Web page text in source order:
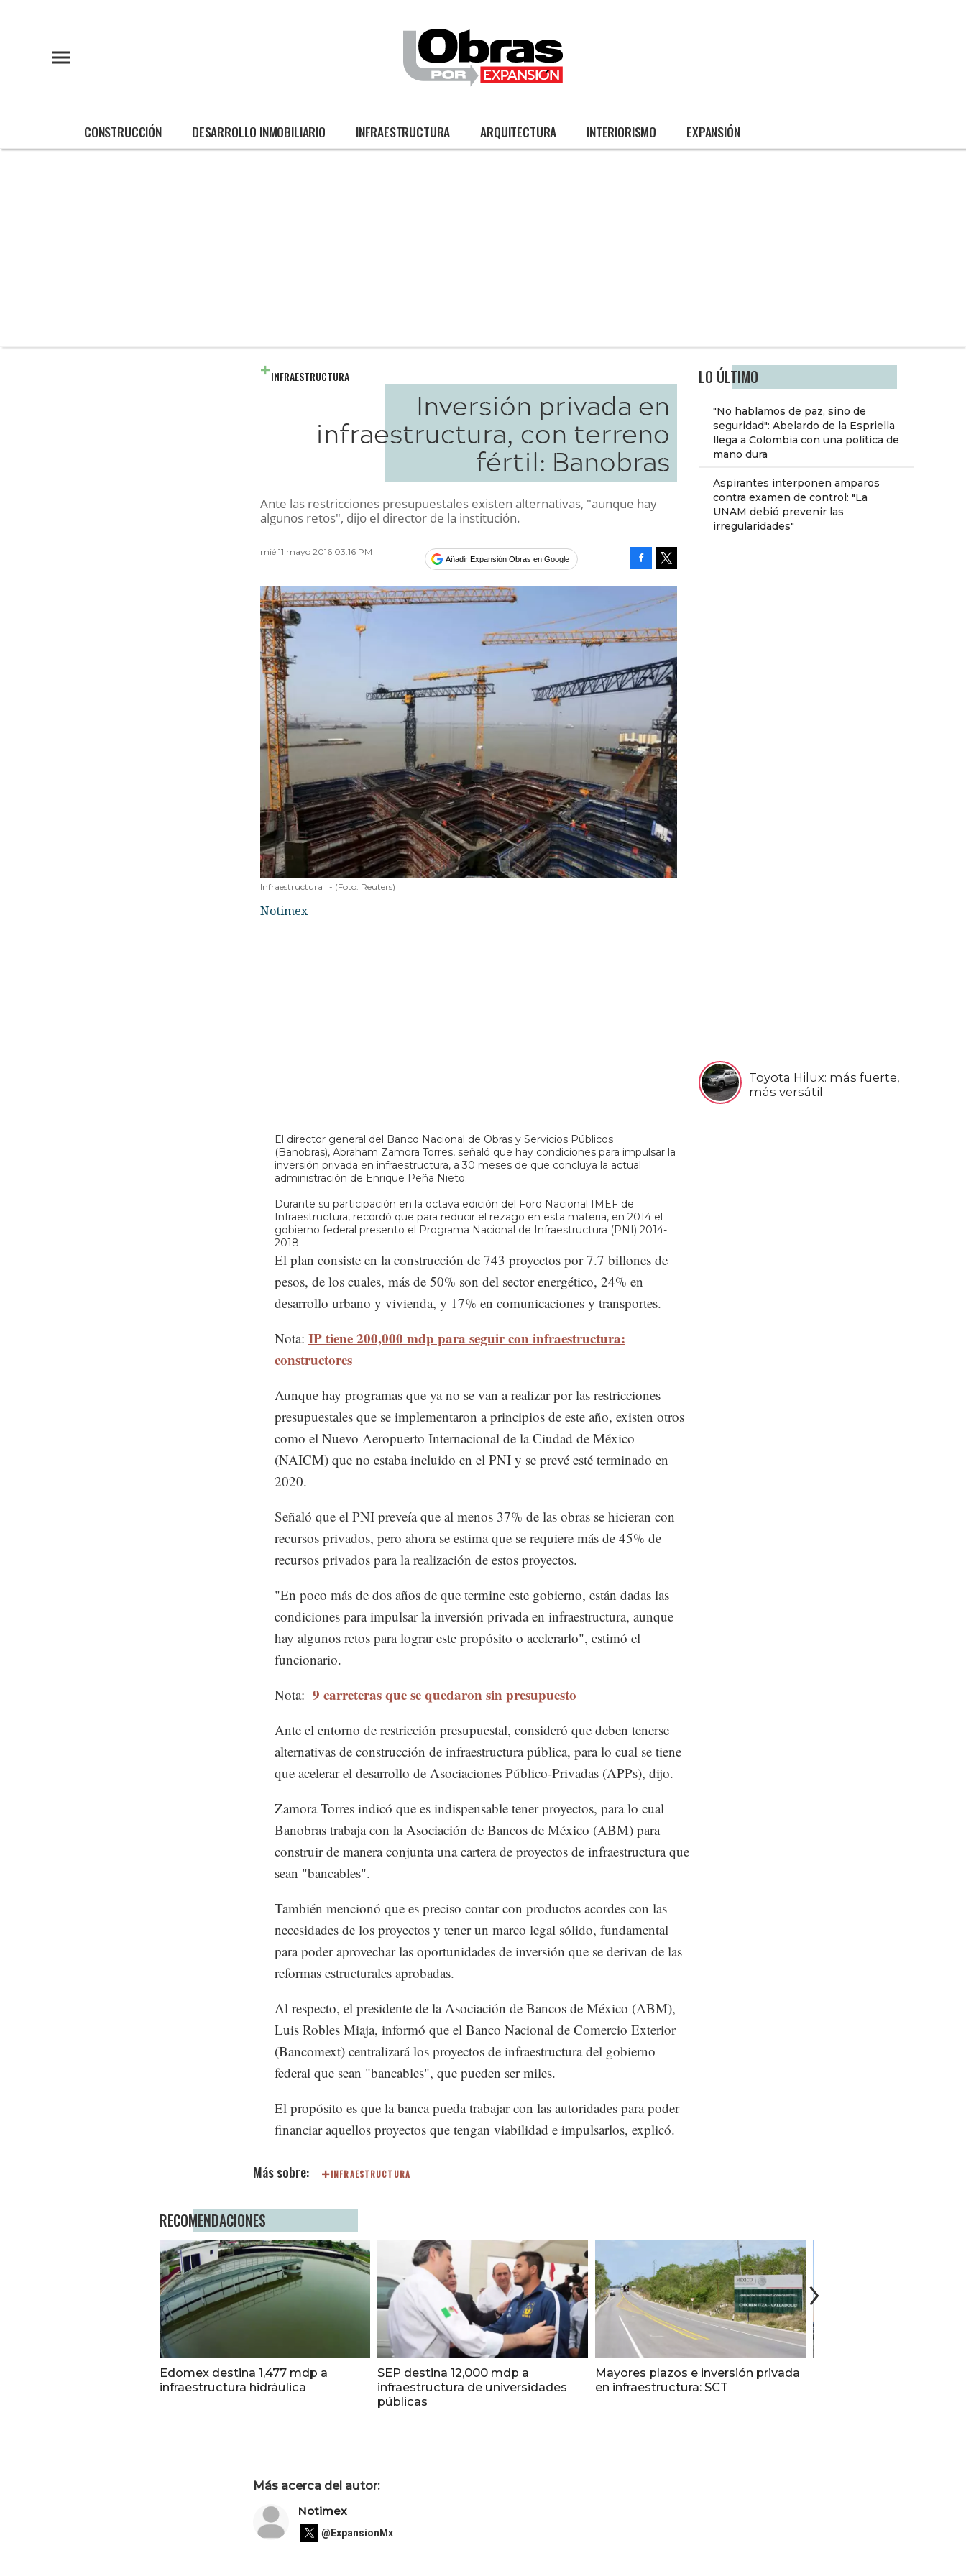
CONSTRUCCIÓN DESARROLLO INMOBILIARIO INFRAESTRUCTURA ARQUITECTURA INTERIORISMO EXPANSIÓN
LO ÚLTIMO
"No hablamos de paz, sino de
seguridad": Abelardo de la Espriella
llega a Colombia con una política de
mano dura
Aspirantes interponen amparos
contra examen de control: "La
UNAM debió prevenir las
irregularidades"
Toyota Hilux: más fuerte,
más versátil
INFRAESTRUCTURA
Inversión privada en
infraestructura, con terreno
fértil: Banobras
Ante las restricciones presupuestales existen alternativas, "aunque hay
algunos retos", dijo el director de la institución.
mié 11 mayo 2016 03:16 PM
Añadir Expansión Obras en Google
Infraestructura - (Foto: Reuters)
Notimex
El director general del Banco Nacional de Obras y Servicios Públicos
(Banobras), Abraham Zamora Torres, señaló que hay condiciones para impulsar la
inversión privada en infraestructura, a 30 meses de que concluya la actual
administración de Enrique Peña Nieto.
Durante su participación en la octava edición del Foro Nacional IMEF de
Infraestructura, recordó que para reducir el rezago en esta materia, en 2014 el
gobierno federal presento el Programa Nacional de Infraestructura (PNI) 2014-
2018.
El plan consiste en la construcción de 743 proyectos por 7.7 billones de
pesos, de los cuales, más de 50% son del sector energético, 24% en
desarrollo urbano y vivienda, y 17% en comunicaciones y transportes.
Nota: IP tiene 200,000 mdp para seguir con infraestructura:
constructores
Aunque hay programas que ya no se van a realizar por las restricciones
presupuestales que se implementaron a principios de este año, existen otros
como el Nuevo Aeropuerto Internacional de la Ciudad de México
(NAICM) que no estaba incluido en el PNI y se prevé esté terminado en
2020.
Señaló que el PNI preveía que al menos 37% de las obras se hicieran con
recursos privados, pero ahora se estima que se requiere más de 45% de
recursos privados para la realización de estos proyectos.
"En poco más de dos años de que termine este gobierno, están dadas las
condiciones para impulsar la inversión privada en infraestructura, aunque
hay algunos retos para lograr este propósito o acelerarlo", estimó el
funcionario.
Nota: 9 carreteras que se quedaron sin presupuesto
Ante el entorno de restricción presupuestal, consideró que deben tenerse
alternativas de construcción de infraestructura pública, para lo cual se tiene
que acelerar el desarrollo de Asociaciones Público-Privadas (APPs), dijo.
Zamora Torres indicó que es indispensable tener proyectos, para lo cual
Banobras trabaja con la Asociación de Bancos de México (ABM) para
construir de manera conjunta una cartera de proyectos de infraestructura que
sean "bancables".
También mencionó que es preciso contar con productos acordes con las
necesidades de los proyectos y tener un marco legal sólido, fundamental
para poder aprovechar las oportunidades de inversión que se derivan de las
reformas estructurales aprobadas.
Al respecto, el presidente de la Asociación de Bancos de México (ABM),
Luis Robles Miaja, informó que el Banco Nacional de Comercio Exterior
(Bancomext) centralizará los proyectos de infraestructura del gobierno
federal que sean "bancables", que pueden ser miles.
El propósito es que la banca pueda trabajar con las autoridades para poder
financiar aquellos proyectos que tengan viabilidad e impulsarlos, explicó.
INFRAESTRUCTURA
RECOMENDACIONES
Edomex destina 1,477 mdp a
infraestructura hidráulica
SEP destina 12,000 mdp a
infraestructura de universidades
públicas
Mayores plazos e inversión privada
en infraestructura: SCT
Más acerca del autor:
Notimex
@ExpansionMx